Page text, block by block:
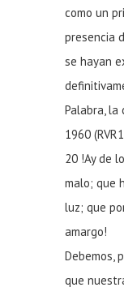
como un
presencia
se hayan
Palabra, la
1960
20 !Ay de
malo; que
luz; que
amargo!
Debemos,
que